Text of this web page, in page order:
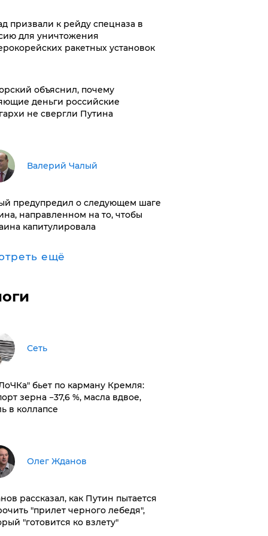
призвали к рейду спецназа в
для уничтожения
ракетных установок
объяснил, почему
деньги российские
не свергли Путина
Валерий Чалый
предупредил о следующем шаге
направленном на то, чтобы
капитулировала
ещё
Сеть
бьет по карману Кремля:
зерна −37,6 %, масла вдвое,
в коллапсе
Олег Жданов
рассказал, как Путин пытается
"прилет черного лебедя",
"готовится ко взлету"